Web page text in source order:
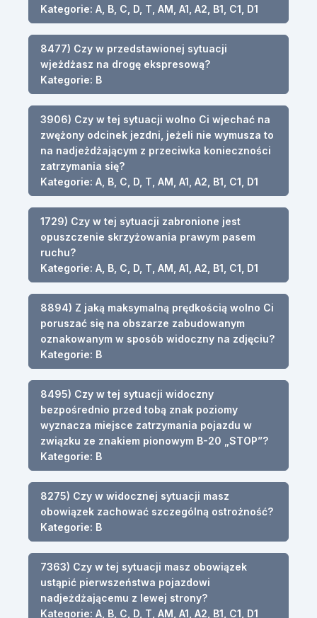
Kategorie: A, B, C, D, T, AM, A1, A2, B1, C1, D1
8477) Czy w przedstawionej sytuacji
wjeżdżasz na drogę ekspresową?
Kategorie: B
3906) Czy w tej sytuacji wolno Ci wjechać na
zwężony odcinek jezdni, jeżeli nie wymusza to
na nadjeżdżającym z przeciwka konieczności
zatrzymania się?
Kategorie: A, B, C, D, T, AM, A1, A2, B1, C1, D1
1729) Czy w tej sytuacji zabronione jest
opuszczenie skrzyżowania prawym pasem
ruchu?
Kategorie: A, B, C, D, T, AM, A1, A2, B1, C1, D1
8894) Z jaką maksymalną prędkością wolno Ci
poruszać się na obszarze zabudowanym
oznakowanym w sposób widoczny na zdjęciu?
Kategorie: B
8495) Czy w tej sytuacji widoczny
bezpośrednio przed tobą znak poziomy
wyznacza miejsce zatrzymania pojazdu w
związku ze znakiem pionowym B-20 „STOP”?
Kategorie: B
8275) Czy w widocznej sytuacji masz
obowiązek zachować szczególną ostrożność?
Kategorie: B
7363) Czy w tej sytuacji masz obowiązek
ustąpić pierwszeństwa pojazdowi
nadjeżdżającemu z lewej strony?
Kategorie: A, B, C, D, T, AM, A1, A2, B1, C1, D1